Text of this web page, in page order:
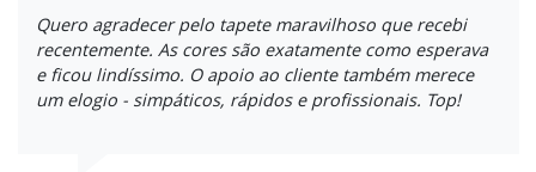
Quero agradecer pelo tapete maravilhoso que recebi
recentemente. As cores são exatamente como esperava
e ficou lindíssimo. O apoio ao cliente também merece
um elogio - simpáticos, rápidos e profissionais. Top!